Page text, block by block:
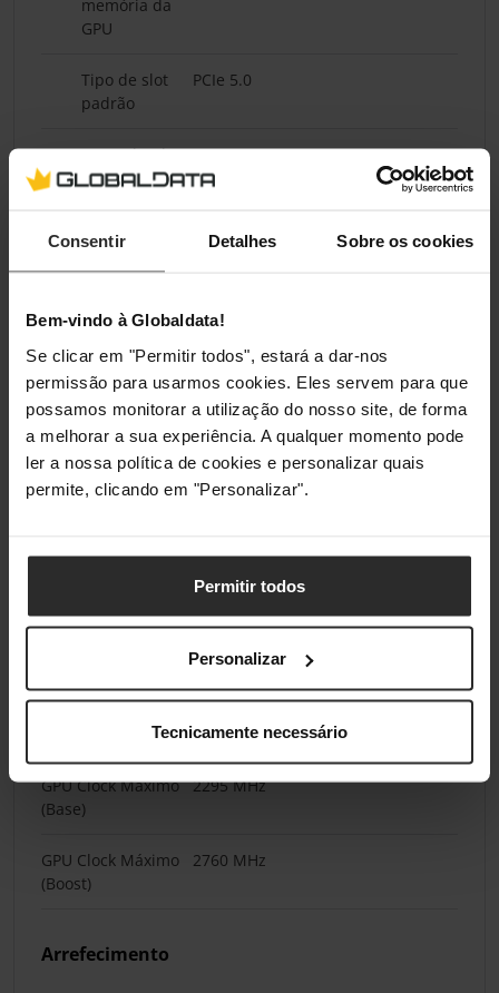
Consentir Detalhes Sobre os cookies
Bem-vindo à Globaldata!
Se clicar em "Permitir todos", estará a dar-nos
permissão para usarmos cookies. Eles servem para que
possamos monitorar a utilização do nosso site, de forma
a melhorar a sua experiência. A qualquer momento pode
ler a nossa política de cookies e personalizar quais
permite, clicando em "Personalizar".
Permitir todos
Personalizar
Tecnicamente necessário
memória da
GPU
Tipo de slot
padrão
PCIe 5.0
Tamanho da
memória da
16
Interface de
memória da
256
Largura de
banda da
memória da
GPU (GB/s)
960
Frequência
da memória
1875
efetiva da
30
Velocidades de Clock
GPU Clock Máximo
(Base)
2295 MHz
GPU Clock Máximo
(Boost)
2760 MHz
Arrefecimento